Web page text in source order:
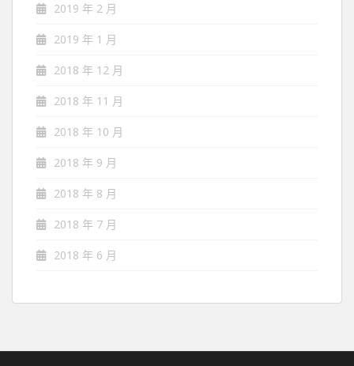
2019 年 2 月
2019 年 1 月
2018 年 12 月
2018 年 11 月
2018 年 10 月
2018 年 9 月
2018 年 8 月
2018 年 7 月
2018 年 6 月